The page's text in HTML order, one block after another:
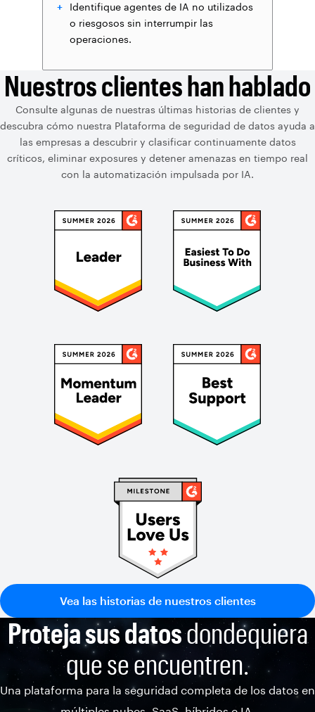
Identifique agentes de IA no utilizados
o riesgosos sin interrumpir las
operaciones.
Nuestros clientes han hablado
Consulte algunas de nuestras últimas historias de clientes y
descubra cómo nuestra Plataforma de seguridad de datos ayuda a
las empresas a descubrir y clasificar continuamente datos
críticos, eliminar exposures y detener amenazas en tiempo real
con la automatización impulsada por IA.
Vea las historias de nuestros clientes
Proteja sus datosdondequiera
que se encuentren.
Una plataforma para la seguridad completa de los datos en